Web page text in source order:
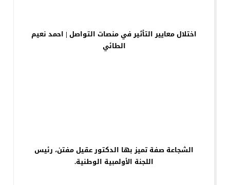
اختلال معايير التأثير في منصات التواصل | احمد نعيم
الطائي
الشجاعة صفة تميز بها الدكتور عقيل مفتن، رئيس
اللجنة الأولمبية الوطنية.